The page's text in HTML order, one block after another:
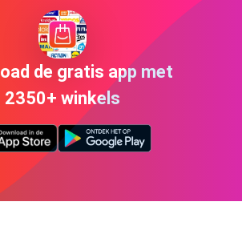
de gratis app met
2350+ winkels